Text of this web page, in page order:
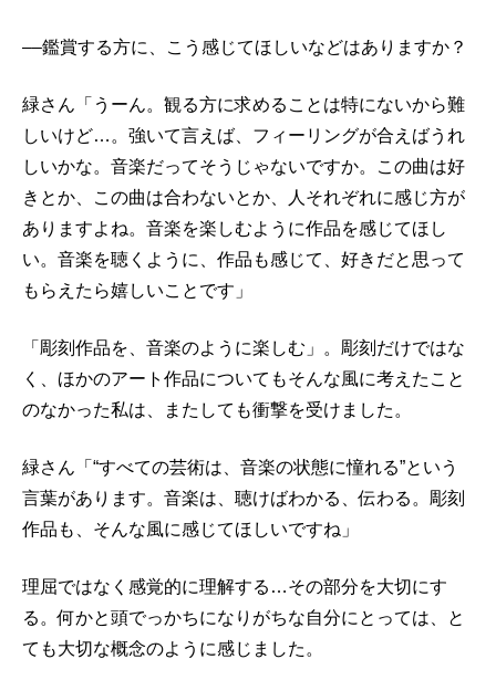
––鑑賞する方に、こう感じてほしいなどはありますか？
緑さん「うーん。観る方に求めることは特にないから難
しいけど…。強いて言えば、フィーリングが合えばうれ
しいかな。音楽だってそうじゃないですか。この曲は好
きとか、この曲は合わないとか、人それぞれに感じ方が
ありますよね。音楽を楽しむように作品を感じてほし
い。音楽を聴くように、作品も感じて、好きだと思って
もらえたら嬉しいことです」
「彫刻作品を、音楽のように楽しむ」。彫刻だけではな
く、ほかのアート作品についてもそんな風に考えたこと
のなかった私は、またしても衝撃を受けました。
緑さん「“すべての芸術は、音楽の状態に憧れる”という
言葉があります。音楽は、聴けばわかる、伝わる。彫刻
作品も、そんな風に感じてほしいですね」
理屈ではなく感覚的に理解する…その部分を大切にす
る。何かと頭でっかちになりがちな自分にとっては、と
ても大切な概念のように感じました。